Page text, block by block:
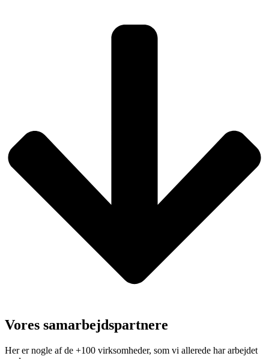
Vores samarbejdspartnere
Her er nogle af de +100 virksomheder, som vi allerede har arbejdet